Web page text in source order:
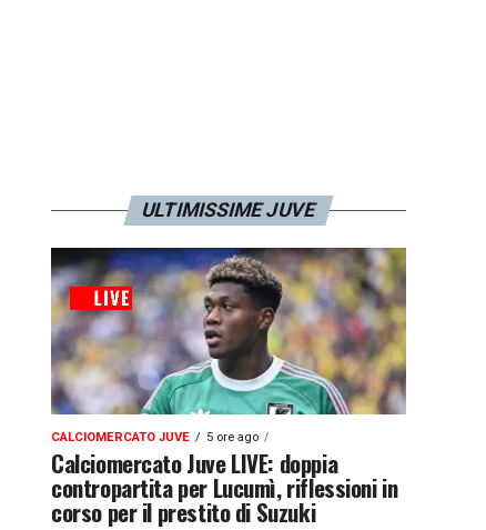
ULTIMISSIME JUVE
CALCIOMERCATO JUVE 5 ore ago
Calciomercato Juve LIVE: doppia
contropartita per Lucumì, riflessioni in
corso per il prestito di Suzuki